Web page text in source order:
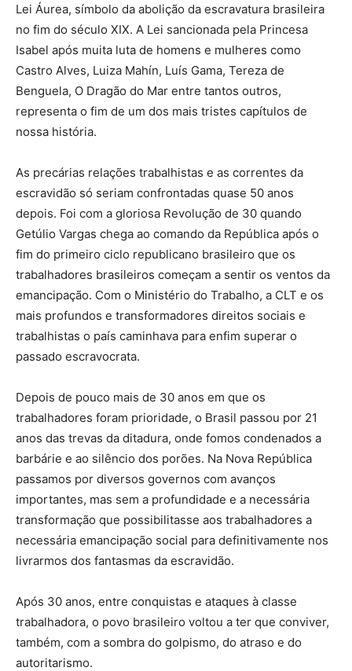
Lei Áurea, símbolo da abolição da escravatura brasileira
no fim do século XIX. A Lei sancionada pela Princesa
Isabel após muita luta de homens e mulheres como
Castro Alves, Luiza Mahín, Luís Gama, Tereza de
Benguela, O Dragão do Mar entre tantos outros,
representa o fim de um dos mais tristes capítulos de
nossa história.
As precárias relações trabalhistas e as correntes da
escravidão só seriam confrontadas quase 50 anos
depois. Foi com a gloriosa Revolução de 30 quando
Getúlio Vargas chega ao comando da República após o
fim do primeiro ciclo republicano brasileiro que os
trabalhadores brasileiros começam a sentir os ventos da
emancipação. Com o Ministério do Trabalho, a CLT e os
mais profundos e transformadores direitos sociais e
trabalhistas o país caminhava para enfim superar o
passado escravocrata.
Depois de pouco mais de 30 anos em que os
trabalhadores foram prioridade, o Brasil passou por 21
anos das trevas da ditadura, onde fomos condenados a
barbárie e ao silêncio dos porões. Na Nova República
passamos por diversos governos com avanços
importantes, mas sem a profundidade e a necessária
transformação que possibilitasse aos trabalhadores a
necessária emancipação social para definitivamente nos
livrarmos dos fantasmas da escravidão.
Após 30 anos, entre conquistas e ataques à classe
trabalhadora, o povo brasileiro voltou a ter que conviver,
também, com a sombra do golpismo, do atraso e do
autoritarismo.